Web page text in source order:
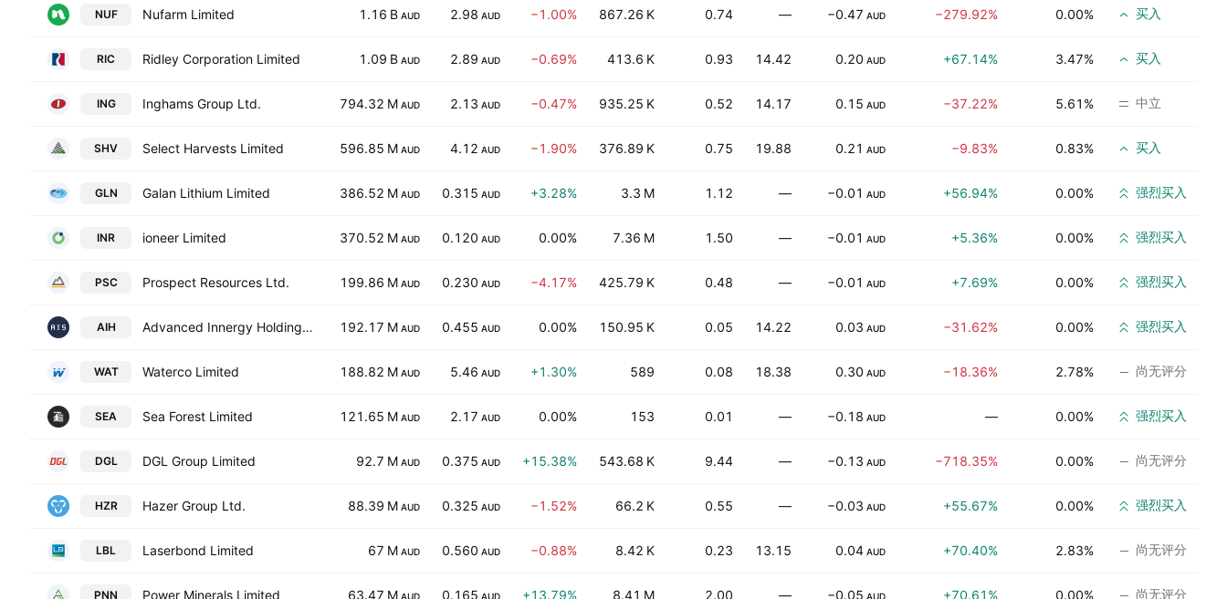
NUF Nufarm Limited 1.16 B AUD 2.98 AUD −1.00% 867.26 K 0.74 — −0.47 AUD −279.92% 0.00% 买入
RIC Ridley Corporation Limited 1.09 B AUD 2.89 AUD −0.69% 413.6 K 0.93 14.42 0.20 AUD +67.14% 3.47% 买入
ING Inghams Group Ltd. 794.32 M AUD 2.13 AUD −0.47% 935.25 K 0.52 14.17 0.15 AUD −37.22% 5.61% 中立
SHV Select Harvests Limited 596.85 M AUD 4.12 AUD −1.90% 376.89 K 0.75 19.88 0.21 AUD −9.83% 0.83% 买入
GLN Galan Lithium Limited 386.52 M AUD 0.315 AUD +3.28% 3.3 M 1.12 — −0.01 AUD +56.94% 0.00% 强烈买入
INR ioneer Limited 370.52 M AUD 0.120 AUD 0.00% 7.36 M 1.50 — −0.01 AUD +5.36% 0.00% 强烈买入
PSC Prospect Resources Ltd. 199.86 M AUD 0.230 AUD −4.17% 425.79 K 0.48 — −0.01 AUD +7.69% 0.00% 强烈买入
AIH Advanced Innergy Holdings Ltd. 192.17 M AUD 0.455 AUD 0.00% 150.95 K 0.05 14.22 0.03 AUD −31.62% 0.00% 强烈买入
WAT Waterco Limited 188.82 M AUD 5.46 AUD +1.30% 589 0.08 18.38 0.30 AUD −18.36% 2.78% 尚无评分
SEA Sea Forest Limited 121.65 M AUD 2.17 AUD 0.00% 153 0.01 — −0.18 AUD — 0.00% 强烈买入
DGL DGL Group Limited 92.7 M AUD 0.375 AUD +15.38% 543.68 K 9.44 — −0.13 AUD −718.35% 0.00% 尚无评分
HZR Hazer Group Ltd. 88.39 M AUD 0.325 AUD −1.52% 66.2 K 0.55 — −0.03 AUD +55.67% 0.00% 强烈买入
LBL Laserbond Limited 67 M AUD 0.560 AUD −0.88% 8.42 K 0.23 13.15 0.04 AUD +70.40% 2.83% 尚无评分
PNN Power Minerals Limited 63.47 M AUD 0.165 AUD +13.79% 8.41 M 2.00 — −0.05 AUD +70.61% 0.00% 尚无评分